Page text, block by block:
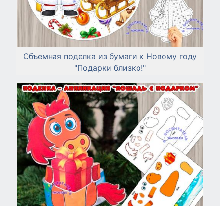
Объемная поделка из бумаги к Новому году
"Подарки близко!"